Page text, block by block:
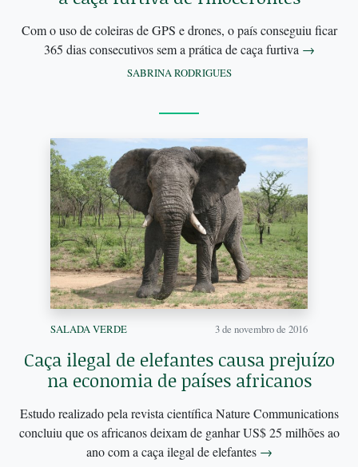
Com o uso de coleiras de GPS e drones, o país conseguiu ficar
365 dias consecutivos sem a prática de caça furtiva →
SABRINA RODRIGUES
SALADA VERDE 3 de novembro de 2016
Caça ilegal de elefantes causa prejuízo
na economia de países africanos
Estudo realizado pela revista científica Nature Communications
concluiu que os africanos deixam de ganhar US$ 25 milhões ao
ano com a caça ilegal de elefantes →